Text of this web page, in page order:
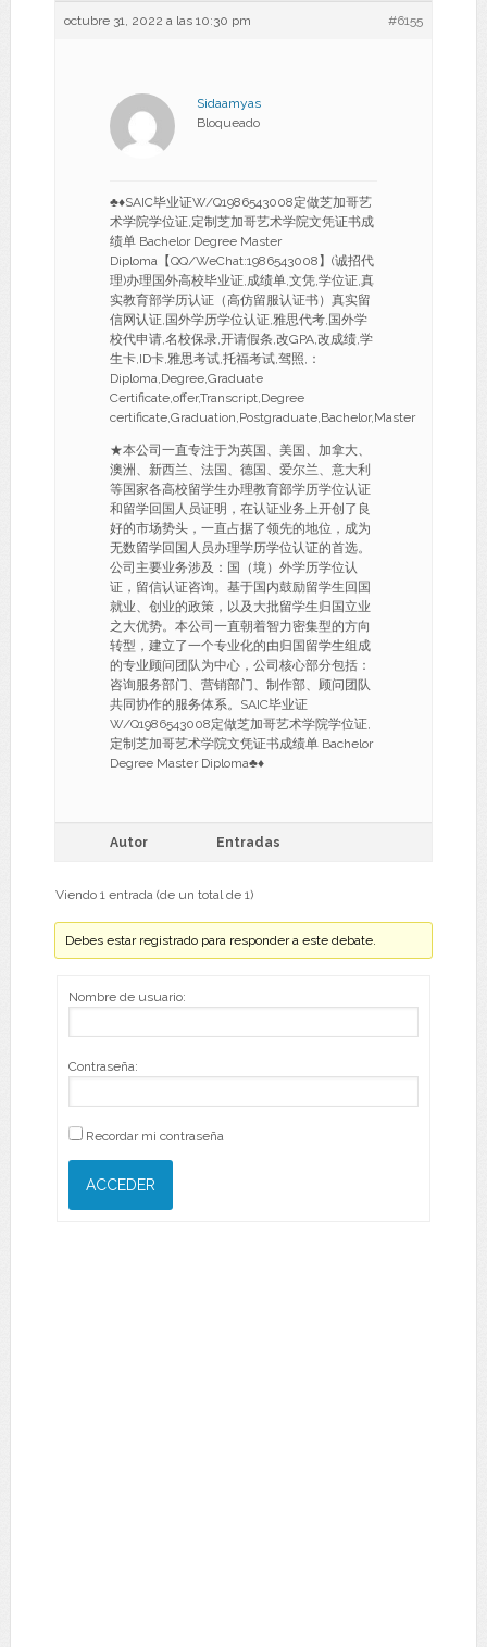
octubre 31, 2022 a las 10:30 pm #6155
Sidaamyas
Bloqueado
♣♦SAIC毕业证W/Q1986543008定做芝加哥艺
术学院学位证,定制芝加哥艺术学院文凭证书成
绩单 Bachelor Degree Master
Diploma【QQ/WeChat:1986543008】(诚招代
理)办理国外高校毕业证,成绩单,文凭,学位证,真
实教育部学历认证（高仿留服认证书）真实留
信网认证,国外学历学位认证,雅思代考,国外学
校代申请,名校保录,开请假条,改GPA,改成绩,学
生卡,ID卡,雅思考试,托福考试,驾照,：
Diploma,Degree,Graduate
Certificate,offer,Transcript,Degree
certificate,Graduation,Postgraduate,Bachelor,Master
★本公司一直专注于为英国、美国、加拿大、
澳洲、新西兰、法国、德国、爱尔兰、意大利
等国家各高校留学生办理教育部学历学位认证
和留学回国人员证明，在认证业务上开创了良
好的市场势头，一直占据了领先的地位，成为
无数留学回国人员办理学历学位认证的首选。
公司主要业务涉及：国（境）外学历学位认
证，留信认证咨询。基于国内鼓励留学生回国
就业、创业的政策，以及大批留学生归国立业
之大优势。本公司一直朝着智力密集型的方向
转型，建立了一个专业化的由归国留学生组成
的专业顾问团队为中心，公司核心部分包括：
咨询服务部门、营销部门、制作部、顾问团队
共同协作的服务体系。SAIC毕业证
W/Q1986543008定做芝加哥艺术学院学位证,
定制芝加哥艺术学院文凭证书成绩单 Bachelor
Degree Master Diploma♣♦
Autor Entradas
Viendo 1 entrada (de un total de 1)
Debes estar registrado para responder a este debate.
Nombre de usuario:
Contraseña:
Recordar mi contraseña
ACCEDER